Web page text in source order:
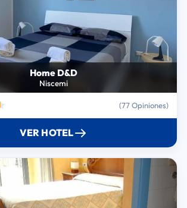
Home D&D
Niscemi
(77 Opiniones)
VER HOTEL